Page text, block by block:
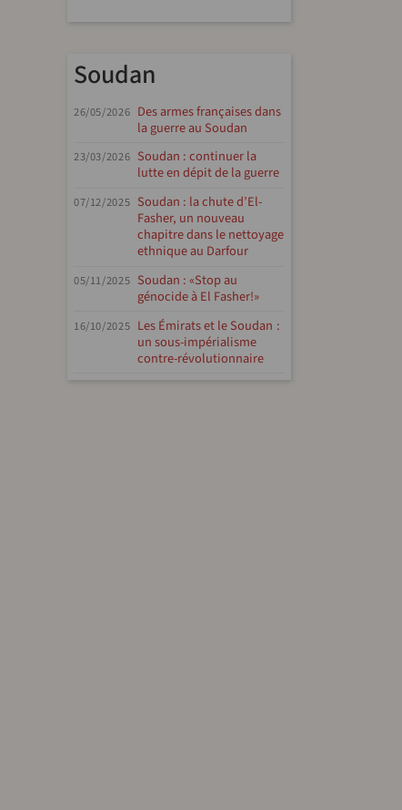
Soudan
26/05/2026 Des armes françaises dans
la guerre au Soudan
23/03/2026 Soudan : continuer la
lutte en dépit de la guerre
07/12/2025 Soudan : la chute d’El-
Fasher, un nouveau
chapitre dans le nettoyage
ethnique au Darfour
05/11/2025 Soudan : «Stop au
génocide à El Fasher!»
16/10/2025 Les Émirats et le Soudan :
un sous-impérialisme
contre-révolutionnaire